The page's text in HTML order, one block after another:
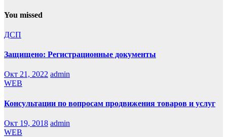
You missed
ДСП
Защищено: Регистрационные документы
Окт 21, 2022 admin
WEB
Консультации по вопросам продвижения товаров и услуг
Окт 19, 2018 admin
WEB